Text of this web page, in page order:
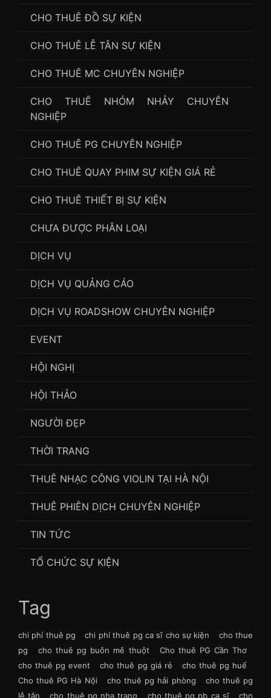
CHO THUÊ ĐỒ SỰ KIỆN
CHO THUÊ LỄ TÂN SỰ KIỆN
CHO THUÊ MC CHUYÊN NGHIỆP
CHO THUÊ NHÓM NHẢY CHUYÊN
NGHIỆP
CHO THUÊ PG CHUYÊN NGHIỆP
CHO THUÊ QUAY PHIM SỰ KIỆN GIÁ RẺ
CHO THUÊ THIẾT BỊ SỰ KIỆN
CHƯA ĐƯỢC PHÂN LOẠI
DỊCH VỤ
DỊCH VỤ QUẢNG CÁO
DỊCH VỤ ROADSHOW CHUYÊN NGHIỆP
EVENT
HỘI NGHỊ
HỘI THẢO
NGƯỜI ĐẸP
THỜI TRANG
THUÊ NHẠC CÔNG VIOLIN TẠI HÀ NỘI
THUÊ PHIÊN DỊCH CHUYÊN NGHIỆP
TIN TỨC
TỔ CHỨC SỰ KIỆN
Tag
chi phí thuê pg chi phí thuê pg ca sĩ cho sự kiện
cho thue
pg
cho thuê pg buôn mê thuột
Cho thuê PG Cần Thơ
cho thuê pg event
cho thuê pg giá rẻ
cho thuê pg huế
Cho thuê PG Hà Nội
cho thuê pg hải phòng
cho thuê pg
lễ tân
cho thuê pg nha trang cho thuê pg pb ca sĩ cho